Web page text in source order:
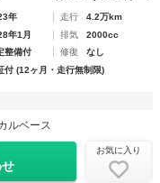
年 走行
4.2万km
年1月 排気
2000cc
整備付 修復
なし
付 (12ヶ月・走行無制限)
ルベース
お気に入り